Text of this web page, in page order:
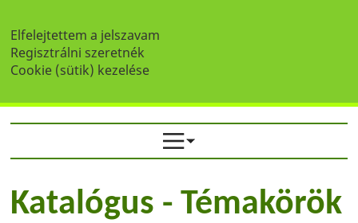
Elfelejtettem a jelszavam
Regisztrálni szeretnék
Cookie (sütik) kezelése
Katalógus - Témakörök